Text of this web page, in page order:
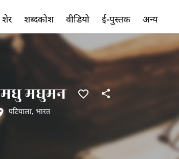
मधु मधुमन
पटियाला, भारत
शेर शब्दकोश वीडियो ई-पुस्तक अन्य